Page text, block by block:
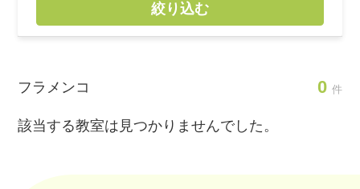
絞り込む
フラメンコ 0 件
該当する教室は見つかりませんでした。